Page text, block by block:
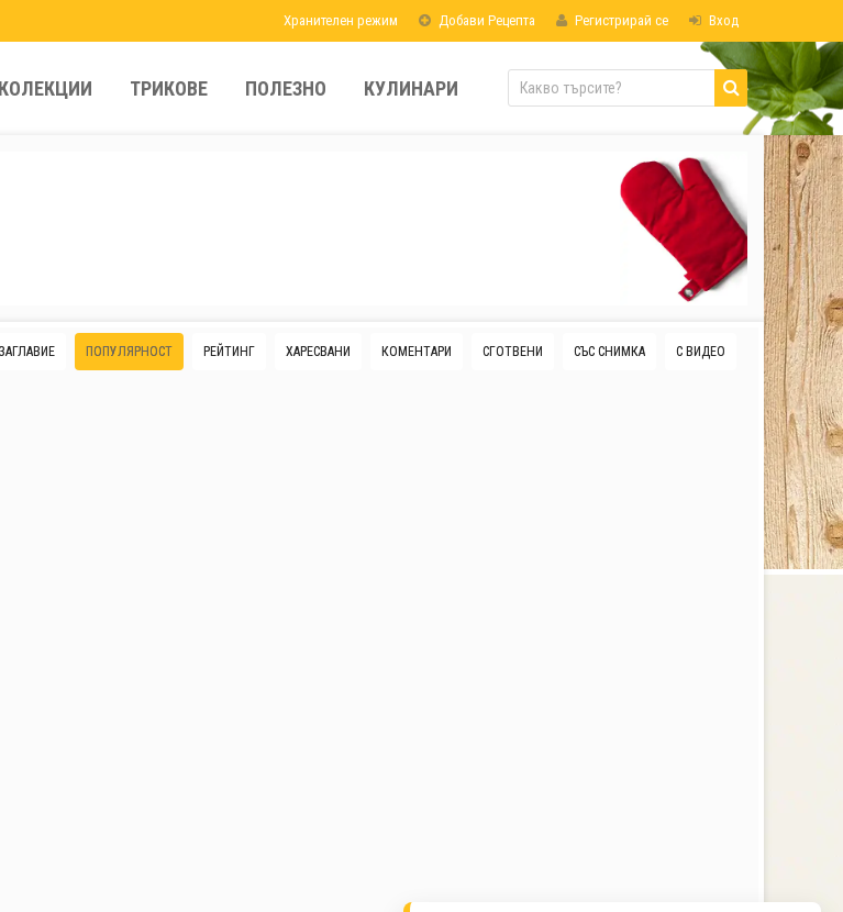
Хранителен режим Добави Рецепта Регистрирай се Вход
КОЛЕКЦИИ ТРИКОВЕ ПОЛЕЗНО КУЛИНАРИ
ЗАГЛАВИЕ ПОПУЛЯРНОСТ РЕЙТИНГ ХАРЕСВАНИ КОМЕНТАРИ СГОТВЕНИ СЪС СНИМКА С ВИДЕО